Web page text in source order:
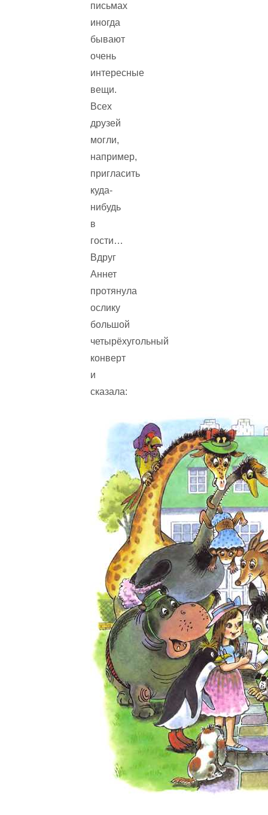
письмах
иногда
бывают
очень
интересные
вещи.
Всех
друзей
могли,
например,
пригласить
куда-
нибудь
в
гости…
Вдруг
Аннет
протянула
ослику
большой
четырёхугольный
конверт
и
сказала: